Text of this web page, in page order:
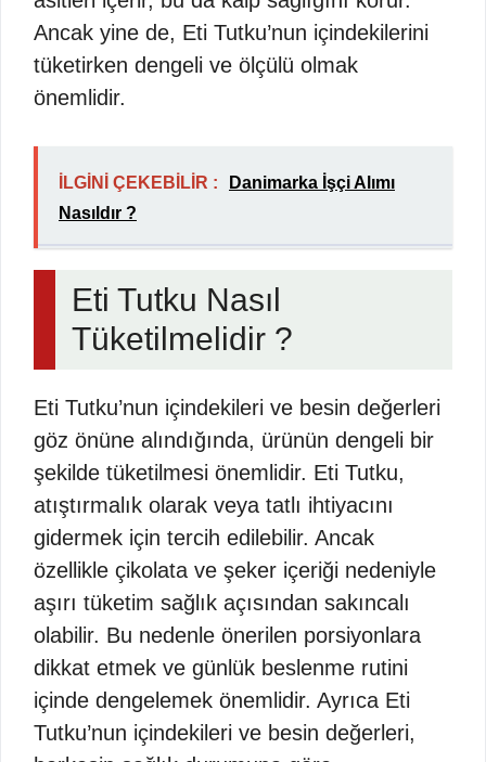
Ancak yine de, Eti Tutku’nun içindekilerini
tüketirken dengeli ve ölçülü olmak
önemlidir.
İLGİNİ ÇEKEBİLİR :
Danimarka İşçi Alımı
Nasıldır ?
Eti Tutku Nasıl
Tüketilmelidir ?
Eti Tutku’nun içindekileri ve besin değerleri
göz önüne alındığında, ürünün dengeli bir
şekilde tüketilmesi önemlidir. Eti Tutku,
atıştırmalık olarak veya tatlı ihtiyacını
gidermek için tercih edilebilir. Ancak
özellikle çikolata ve şeker içeriği nedeniyle
aşırı tüketim sağlık açısından sakıncalı
olabilir. Bu nedenle önerilen porsiyonlara
dikkat etmek ve günlük beslenme rutini
içinde dengelemek önemlidir. Ayrıca Eti
Tutku’nun içindekileri ve besin değerleri,